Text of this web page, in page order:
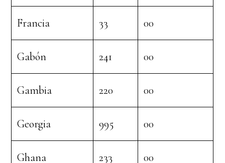
Francia 33 00
Gabón 241 00
Gambia 220 00
Georgia 995 00
Ghana 233 00